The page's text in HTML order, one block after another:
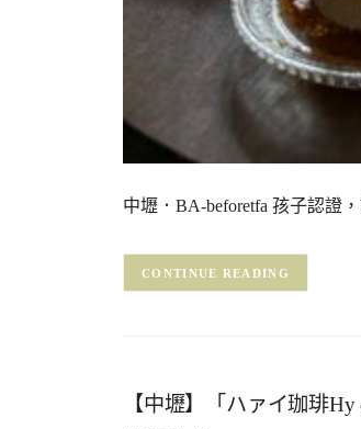
中壢．BA-beforetfa 孩子認證
CONTINUE READING
【中壢】「ハァイ珈琲